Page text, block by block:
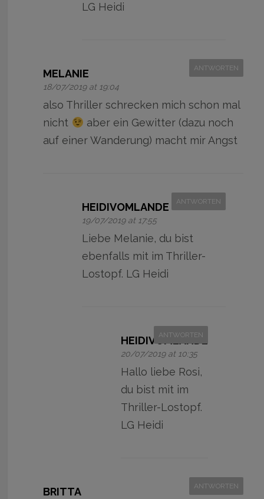
LG Heidi
MELANIE
18/07/2019 at 19:04
ANTWORTEN
also Thriller schrecken mich schon mal
nicht
aber ein Gewitter (dazu noch
auf einer Wanderung) macht mir Angst
HEIDIVOMLANDE
19/07/2019 at 17:55
ANTWORTEN
Liebe Melanie, du bist
ebenfalls mit im Thriller-
Lostopf. LG Heidi
HEIDIVOMLANDE
20/07/2019 at 10:35
ANTWORTEN
Hallo liebe Rosi,
du bist mit im
Thriller-Lostopf.
LG Heidi
BRITTA ANTWORTEN